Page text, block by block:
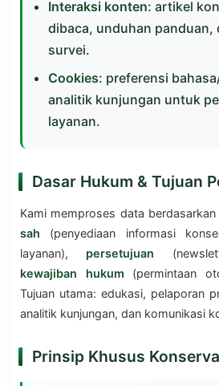
Interaksi konten: artikel
dibaca, unduhan panduan,
survei.
Cookies: preferensi
analitik kunjungan untuk
layanan.
Dasar Hukum & Tujuan
Kami memproses data berdasarkan
sah (penyediaan informasi
layanan), persetujuan
kewajiban hukum (permintaan
Tujuan utama: edukasi, pelaporan
analitik kunjungan, dan komunikasi
Prinsip Khusus